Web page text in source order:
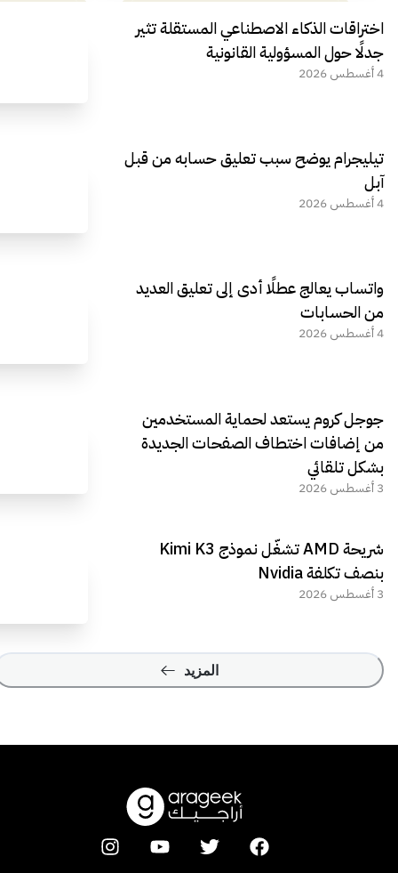
مراجعة شاملة لعملاق الألعاب
الجديد REDMAGIC 11 AIR
اختراقات الذكاء الاصطناعي المستقلة تثير
جدلًا حول المسؤولية القانونية
4 أغسطس 2026
تيليجرام يوضح سبب تعليق حسابه من قبل
آبل
4 أغسطس 2026
واتساب يعالج عطلًا أدى إلى تعليق العديد
من الحسابات
4 أغسطس 2026
جوجل كروم يستعد لحماية المستخدمين
من إضافات اختطاف الصفحات الجديدة
بشكل تلقائي
3 أغسطس 2026
شريحة AMD تشغّل نموذج Kimi K3
بنصف تكلفة Nvidia
3 أغسطس 2026
المزيد